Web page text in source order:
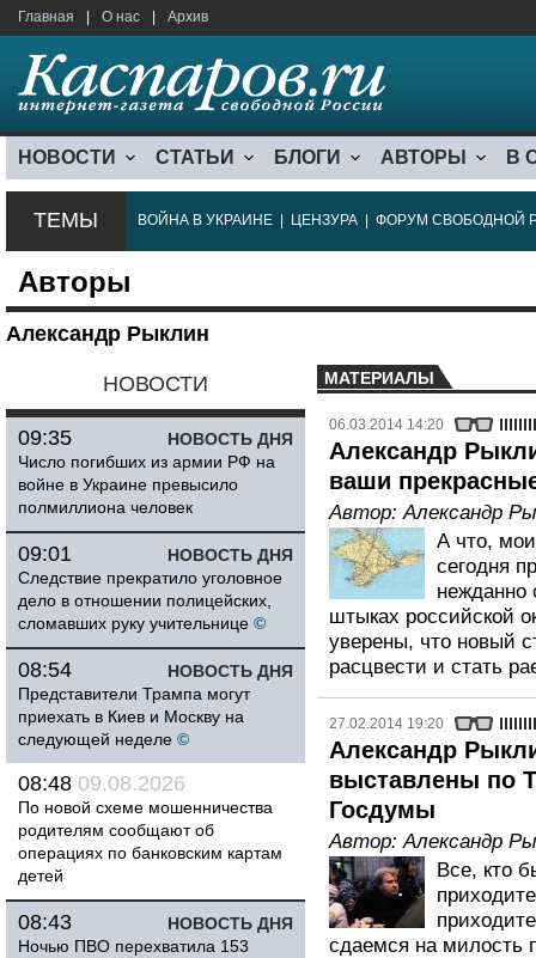
Главная О нас Архив
НОВОСТИ СТАТЬИ БЛОГИ АВТОРЫ В
ТЕМЫ ВОЙНА В УКРАИНЕ ЦЕНЗУРА ФОРУМ СВОБОДНОЙ
Авторы
Александр Рыклин
НОВОСТИ
НОВОСТЬ ДНЯ
09:35
Число погибших из армии РФ на
войне в Украине превысило
полмиллиона человек
НОВОСТЬ ДНЯ
09:01
Следствие прекратило уголовное
дело в отношении полицейских,
сломавших руку учительнице ©
НОВОСТЬ ДНЯ
08:54
Представители Трампа могут
приехать в Киев и Москву на
следующей неделе ©
08:48 09.08.2026
По новой схеме мошенничества
родителям сообщают об
операциях по банковским картам
детей
НОВОСТЬ ДНЯ
08:43
Ночью ПВО перехватила 153
МАТЕРИАЛЫ
06.03.2014 14:20
Александр
ваши
Автор:Александр
А что,
сегодня
нежданно
штыках российской
уверены, что новый
расцвести и стать
27.02.2014 19:20
Александр
выставлены по
Госдумы
Автор:Александр
Все, кто
сдаемся на милость